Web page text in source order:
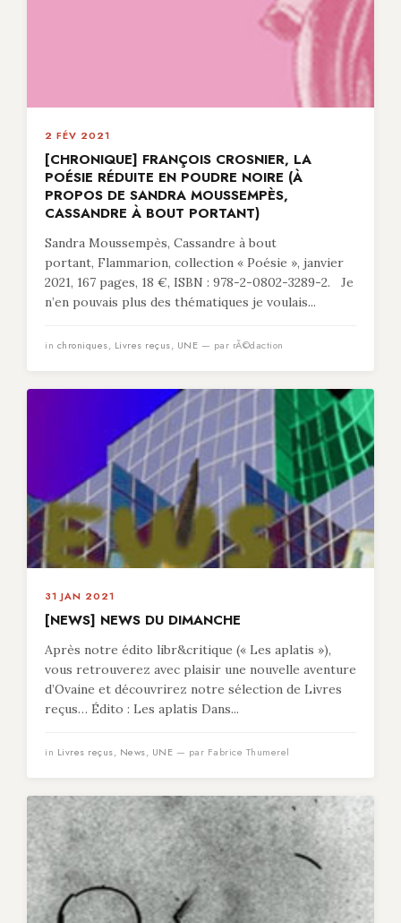
2 FÉV 2021
[CHRONIQUE] FRANÇOIS CROSNIER, LA
POÉSIE RÉDUITE EN POUDRE NOIRE (À
PROPOS DE SANDRA MOUSSEMPÈS,
CASSANDRE À BOUT PORTANT)
Sandra Moussempès, Cassandre à bout
portant, Flammarion, collection « Poésie », janvier
2021, 167 pages, 18 €, ISBN : 978-2-0802-3289-2. Je
n’en pouvais plus des thématiques je voulais...
in chroniques, Livres reçus, UNE — par rÃ©daction
31 JAN 2021
[NEWS] NEWS DU DIMANCHE
Après notre édito libr&critique (« Les aplatis »),
vous retrouverez avec plaisir une nouvelle aventure
d’Ovaine et découvrirez notre sélection de Livres
reçus… Édito : Les aplatis Dans...
in Livres reçus, News, UNE — par Fabrice Thumerel